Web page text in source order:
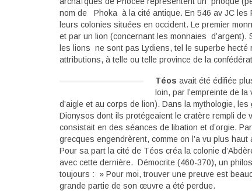
nom de Phoka à la cité antique. En 546 av JC les
leurs colonies situées en occident. Le premier
et par un lion (concernant les monnaies
les lions ne sont pas Lydiens, tel le superbe
attributions, à telle ou telle province de la
Téos avait été édifiée
loin, par l’empreinte de
d’aigle et au corps de lion). Dans la mythologie,
Dionysos dont ils protégeaient le cratère rempli de
consistait en des séances de libation et d’orgie.
grecques engendrèrent, comme on l’a vu plus
Pour sa part la cité de Téos créa la colonie
avec cette dernière. Démocrite (460-370), un
toujours : » Pour moi, trouver une preuve est
grande partie de son œuvre a été perdue.